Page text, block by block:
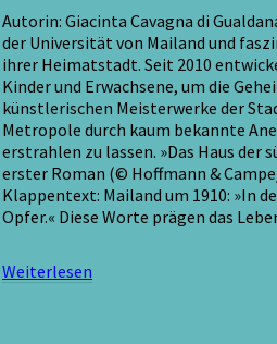
Giacinta
Cavagna
di
Gualdana
/
Rezension
Autorin: Giacinta Cavagna di
der Universität von Mailand und
ihrer Heimatstadt. Seit 2010
Kinder und Erwachsene, um die
künstlerischen Meisterwerke der
Metropole durch kaum bekannte
erstrahlen zu lassen. »Das Haus der
erster Roman (© Hoffmann &
Klappentext: Mailand um 1910: »In
Opfer.« Diese Worte prägen das
Weiterlesen